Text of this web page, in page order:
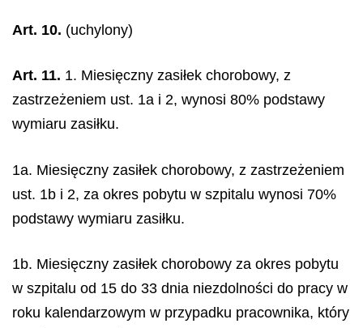
Art. 10. (uchylony)
Art. 11. 1. Miesięczny zasiłek chorobowy, z
zastrzeżeniem ust. 1a i 2, wynosi 80% podstawy
wymiaru zasiłku.
1a. Miesięczny zasiłek chorobowy, z zastrzeżeniem
ust. 1b i 2, za okres pobytu w szpitalu wynosi 70%
podstawy wymiaru zasiłku.
1b. Miesięczny zasiłek chorobowy za okres pobytu
w szpitalu od 15 do 33 dnia niezdolności do pracy w
roku kalendarzowym w przypadku pracownika, który